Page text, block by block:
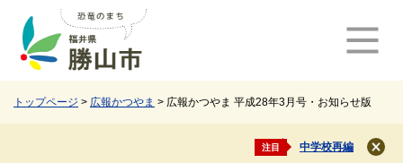
トップページ > 広報かつやま > 広報かつやま 平成28年3月号・お知らせ版
注目 中学校再編
閉